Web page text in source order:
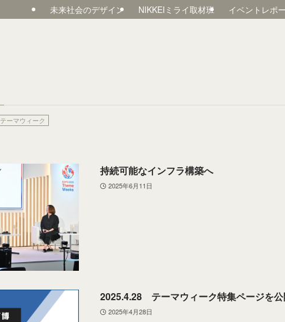
未来社会のデザイン NIKKEIミライ取材班 イベントレポ
テーマウィーク
持続可能なインフラ構築へ
2025年6月11日
2025.4.28 テーマウィーク特集ページを公
2025年4月28日